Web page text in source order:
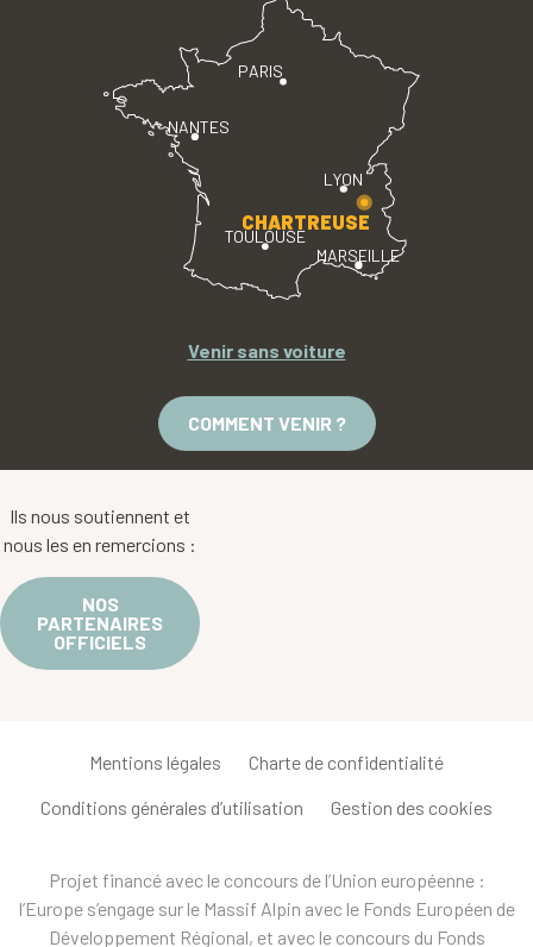
PARIS
LYON
TOULOUSE
MARSEILLE
NANTES
CHARTREUSE
Venir sans voiture
COMMENT VENIR ?
Ils nous soutiennent et
nous les en remercions :
NOS
PARTENAIRES
OFFICIELS
Mentions légales Charte de confidentialité
Conditions générales d’utilisation Gestion des cookies
Projet financé avec le concours de l’Union européenne :
l’Europe s’engage sur le Massif Alpin avec le Fonds Européen de
Développement Régional, et avec le concours du Fonds